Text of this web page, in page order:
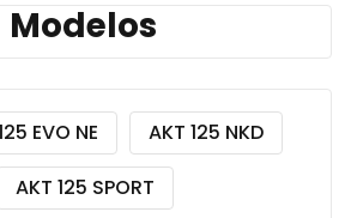
Modelos
EVO NE
AKT 125 NKD
AKT 125 SPORT